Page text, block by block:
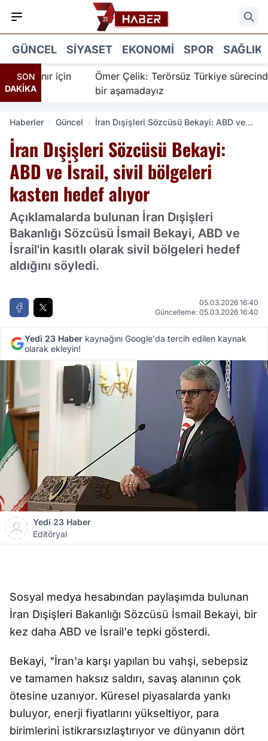
GÜNCEL SIYASET EKONOMI SPOR SAĞLIK
SON
DAKİKA
İnanır için
Ömer Çelik: Terörsüz Türkiye sürecinde
bir aşamadayız
Haberler Güncel
İran Dışişleri Sözcüsü Bekayi: ABD ve
İran Dışişleri Sözcüsü Bekayi:
ABD ve İsrail, sivil bölgeleri
kasten hedef alıyor
Açıklamalarda bulunan İran Dışişleri
Bakanlığı Sözcüsü İsmail Bekayi, ABD ve
İsrail'in kasıtlı olarak sivil bölgeleri hedef
aldığını söyledi.
05.03.2026 16:40
Güncelleme: 05.03.2026 16:40
Yedi 23 Haber kaynağını Google'da tercih edilen kaynak
olarak ekleyin!
Yedi 23 Haber
Editöryal
Sosyal medya hesabından paylaşımda bulunan
İran Dışişleri Bakanlığı Sözcüsü İsmail Bekayi, bir
kez daha ABD ve İsrail'e tepki gösterdi.
Bekayi, "İran'a karşı yapılan bu vahşi, sebepsiz
ve tamamen haksız saldırı, savaş alanının çok
ötesine uzanıyor. Küresel piyasalarda yankı
buluyor, enerji fiyatlarını yükseltiyor, para
birimlerini istikrarsızlaştırıyor ve dünyanın dört